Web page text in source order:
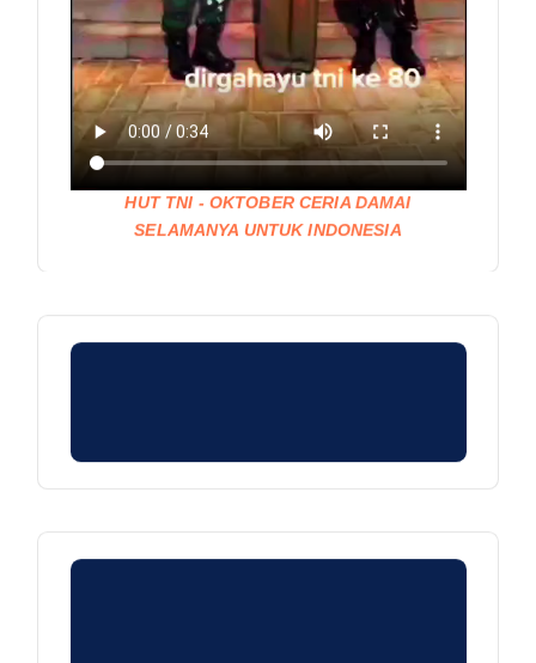
HUT TNI - OKTOBER CERIA DAMAI
SELAMANYA UNTUK INDONESIA